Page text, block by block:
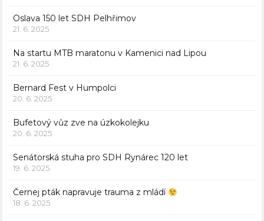
Oslava 150 let SDH Pelhřimov
21. 6. 2025
Na startu MTB maratonu v Kamenici nad Lipou
21. 6. 2025
Bernard Fest v Humpolci
20. 6. 2025
Bufetový vůz zve na úzkokolejku
20. 6. 2025
Senátorská stuha pro SDH Rynárec 120 let
19. 6. 2025
Černej pták napravuje trauma z mládí
18. 6. 2025